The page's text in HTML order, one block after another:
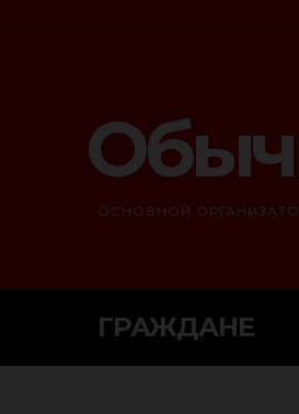
ОСНОВНОЙ
ГРАЖДАНЕ